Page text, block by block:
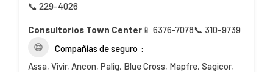
📞 229-4026
Consultorios Town Center 📱 6376-7078📞 310-9739
Compañías de seguro
Assa, Vivir, Ancon, Palig, Blue Cross, Mapfre, Sagicor,